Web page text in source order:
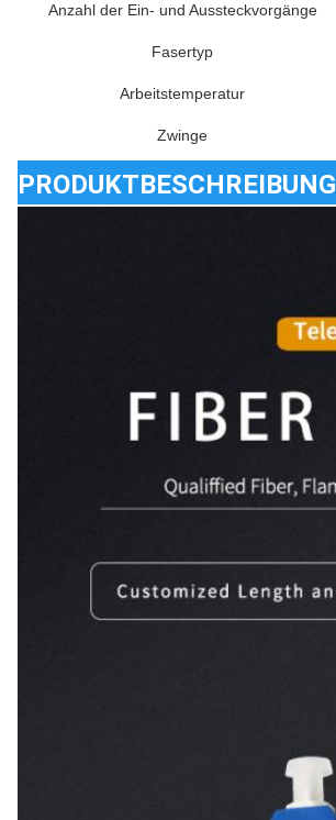
Anzahl der Ein- und Aussteckvorgänge
Fasertyp
Arbeitstemperatur
Zwinge
PRODUKTBESCHREIBUNG